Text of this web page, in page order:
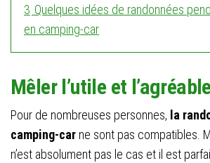
3 Quelques idées de randonnées
en camping-car
Mêler l’utile et
Pour de nombreuses personnes, la
camping-car ne sont pas compatibles.
n’est absolument pas le cas et il est